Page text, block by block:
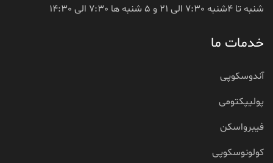
شنبه تا 4شنبه 7:30 الی 21 و 5 شنبه ها 7:30 الی 14:30
خدمات ما
آندوسکوپی
پولیپکتومی
فیبرواسکن
کولونوسکوپی